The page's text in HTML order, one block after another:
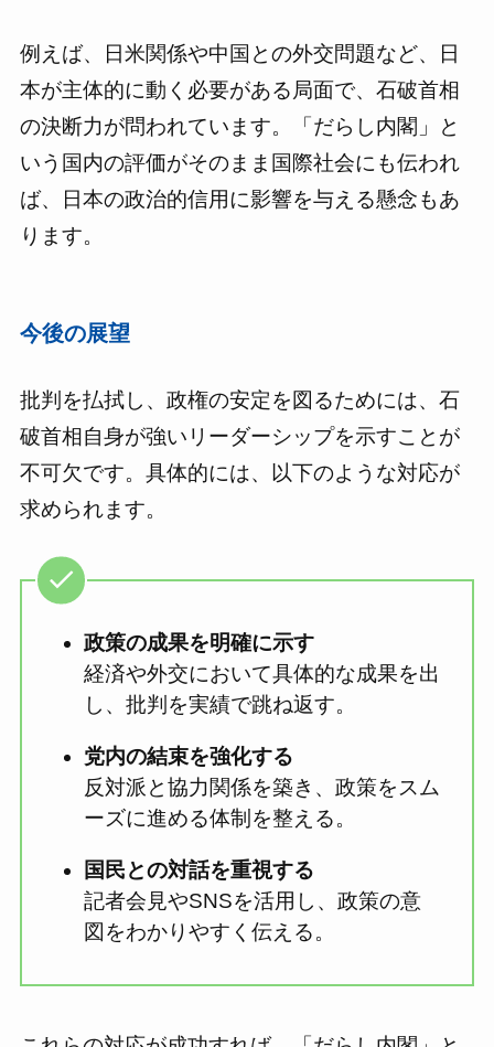
例えば、日米関係や中国との外交問題など、日
本が主体的に動く必要がある局面で、石破首相
の決断力が問われています。「だらし内閣」と
いう国内の評価がそのまま国際社会にも伝われ
ば、日本の政治的信用に影響を与える懸念もあ
ります。
今後の展望
批判を払拭し、政権の安定を図るためには、石
破首相自身が強いリーダーシップを示すことが
不可欠です。具体的には、以下のような対応が
求められます。
政策の成果を明確に示す
経済や外交において具体的な成果を出
し、批判を実績で跳ね返す。
党内の結束を強化する
反対派と協力関係を築き、政策をスム
ーズに進める体制を整える。
国民との対話を重視する
記者会見やSNSを活用し、政策の意
図をわかりやすく伝える。